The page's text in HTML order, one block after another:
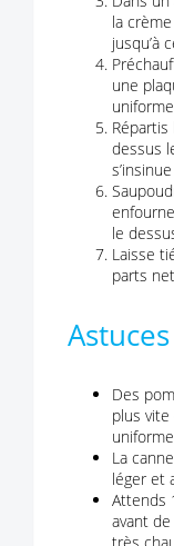
la
jusqu’à
une
dessus
le
Laisse
parts
Astuces
Des
plus
La
léger et
Attends
avant